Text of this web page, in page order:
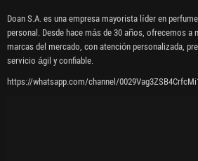
Doan S.A. es una empresa mayorista líder en
personal. Desde hace más de 30 años, ofrecemos
marcas del mercado, con atención personalizada,
servicio ágil y confiable.
https://whatsapp.com/channel/